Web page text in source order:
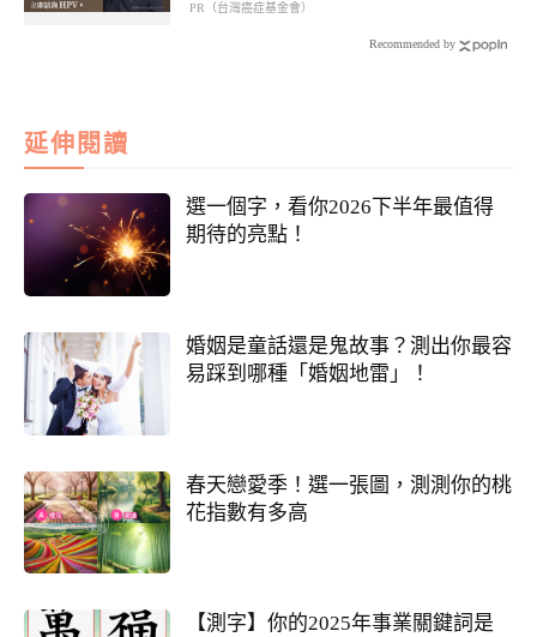
PR（台灣癌症基金會）
Recommended by
延伸閱讀
選一個字，看你2026下半年最值得
期待的亮點！
婚姻是童話還是鬼故事？測出你最容
易踩到哪種「婚姻地雷」！
春天戀愛季！選一張圖，測測你的桃
花指數有多高
【測字】你的2025年事業關鍵詞是